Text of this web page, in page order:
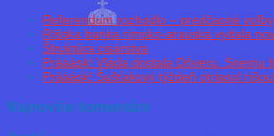
Referendum rozhodlo – predčasné voľby
Ríšska banka rímsko-arauská vydala
Štruktúra cisárstva
Prááásk! Vláda dostala Dôveru. Snemu
Prááásk! Šušťakový týždeň otriasol
Najnovšie komentáre